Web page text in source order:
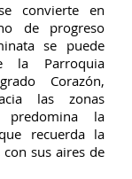
convierte en
de progreso
se puede
la Parroquia
Corazón,
las zonas
predomina la
recuerda la
con sus aires de